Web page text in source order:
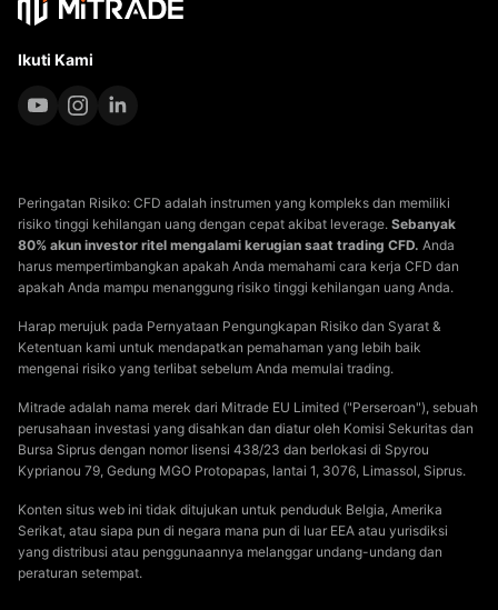
Ikuti Kami
Peringatan Risiko: CFD adalah instrumen yang kompleks dan memiliki
risiko tinggi kehilangan uang dengan cepat akibat leverage. Sebanyak
80% akun investor ritel mengalami kerugian saat trading CFD. Anda
harus mempertimbangkan apakah Anda memahami cara kerja CFD dan
apakah Anda mampu menanggung risiko tinggi kehilangan uang Anda.
Harap merujuk pada Pernyataan Pengungkapan Risiko dan Syarat &
Ketentuan kami untuk mendapatkan pemahaman yang lebih baik
mengenai risiko yang terlibat sebelum Anda memulai trading.
Mitrade adalah nama merek dari Mitrade EU Limited ("Perseroan"), sebuah
perusahaan investasi yang disahkan dan diatur oleh Komisi Sekuritas dan
Bursa Siprus dengan nomor lisensi 438/23 dan berlokasi di Spyrou
Kyprianou 79, Gedung MGO Protopapas, lantai 1, 3076, Limassol, Siprus.
Konten situs web ini tidak ditujukan untuk penduduk Belgia, Amerika
Serikat, atau siapa pun di negara mana pun di luar EEA atau yurisdiksi
yang distribusi atau penggunaannya melanggar undang-undang dan
peraturan setempat.